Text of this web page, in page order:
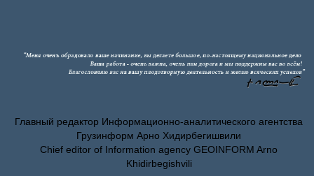
Главный редактор Информационно-аналитического агентства
Грузинформ Арно Хидирбегишвили
Chief editor of Information agency GEOINFORM Arno
Khidirbegishvili